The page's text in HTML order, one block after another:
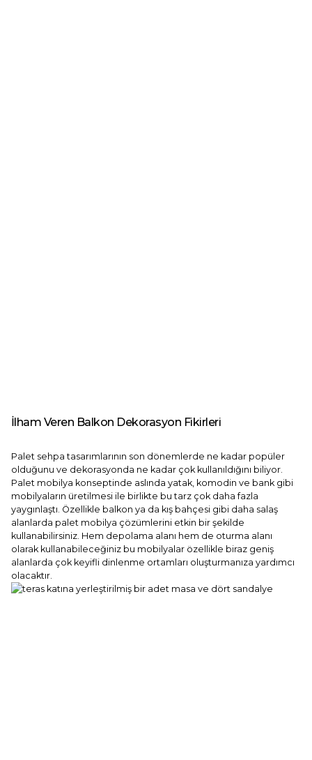
İlham Veren Balkon Dekorasyon Fikirleri
Palet sehpa tasarımlarının son dönemlerde ne kadar popüler
olduğunu ve dekorasyonda ne kadar çok kullanıldığını biliyor.
Palet mobilya konseptinde aslında yatak, komodin ve bank gibi
mobilyaların üretilmesi ile birlikte bu tarz çok daha fazla
yaygınlaştı. Özellikle balkon ya da kış bahçesi gibi daha salaş
alanlarda palet mobilya çözümlerini etkin bir şekilde
kullanabilirsiniz. Hem depolama alanı hem de oturma alanı
olarak kullanabileceğiniz bu mobilyalar özellikle biraz geniş
alanlarda çok keyifli dinlenme ortamları oluşturmanıza yardımcı
olacaktır.